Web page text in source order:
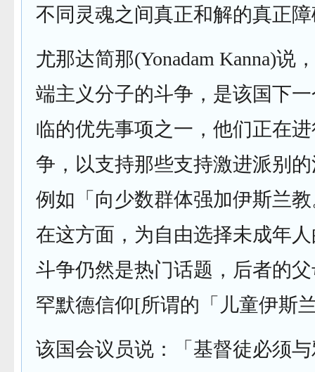
不同灵魂之间真正和解的真正
尤那达简那(Yonadam Kanna)说
端主义分子的斗争，是该国下
临的优先事项之一，他们正在
争，以支持那些支持激进派别
例如「向少数群体强加伊斯兰
在这方面，为自由选择未成年
斗争仍然是热门话题，后者的
罕默德信仰[所谓的「儿童伊斯
该国会议员说：「基督徒必须